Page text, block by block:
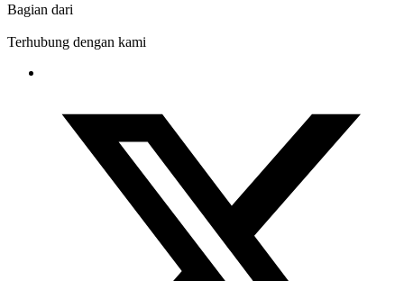
Bagian dari
Terhubung dengan kami